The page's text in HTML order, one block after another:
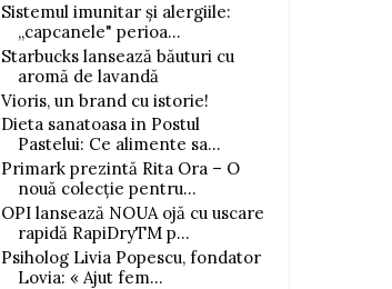
Sistemul imunitar și alergiile:
„capcanele" perioa...
Starbucks lansează băuturi cu
aromă de lavandă
Vioris, un brand cu istorie!
Dieta sanatoasa in Postul
Pastelui: Ce alimente sa...
Primark prezintă Rita Ora – O
nouă colecție pentru...
OPI lansează NOUA ojă cu uscare
rapidă RapiDryTM p...
Psiholog Livia Popescu, fondator
Lovia: « Ajut fem...